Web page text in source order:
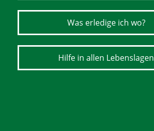
Was erledige ich wo?
Hilfe in allen Lebenslagen